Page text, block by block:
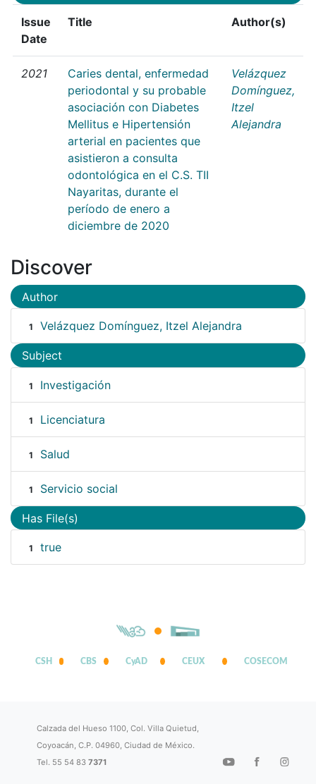
Issue
Date
Title Author(s)
2021
Caries dental, enfermedad
periodontal y su probable
asociación con Diabetes
Mellitus e Hipertensión
arterial en pacientes que
asistieron a consulta
odontológica en el C.S. TII
Nayaritas, durante el
período de enero a
diciembre de 2020
Velázquez
Domínguez,
Itzel
Alejandra
Discover
Author
1 Velázquez Domínguez, Itzel Alejandra
Subject
1 Investigación
1 Licenciatura
1 Salud
1 Servicio social
Has File(s)
1 true
CSH CBS CyAD CEUX COSECOM
Calzada del Hueso 1100, Col. Villa Quietud,
Coyoacán, C.P. 04960, Ciudad de México.
Tel. 55 54 837371